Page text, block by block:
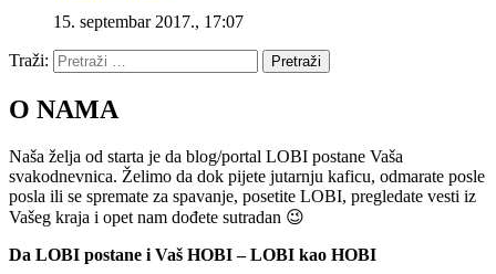
15. septembar 2017., 17:07
Traži: Pretraži
O NAMA
Naša želja od starta je da blog/portal LOBI postane Vaša
svakodnevnica. Želimo da dok pijete jutarnju kaficu, odmarate posle
posla ili se spremate za spavanje, posetite LOBI, pregledate vesti iz
Vašeg kraja i opet nam dođete sutradan 😉
Da LOBI postane i Vaš HOBI – LOBI kao HOBI